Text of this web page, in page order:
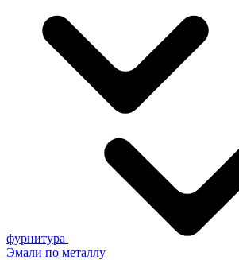
фурнитура
Эмали по металлу